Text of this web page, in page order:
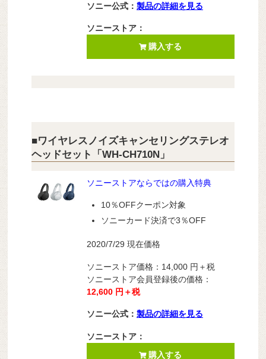
ソニー公式： 製品の詳細を見る
ソニーストア：
購入する
■ワイヤレスノイズキャンセリングステレオ
ヘッドセット「WH-CH710N」
ソニーストアならではの購入特典
10％OFFクーポン対象
ソニーカード決済で3％OFF
2020/7/29 現在価格
ソニーストア価格： 14,000 円＋税
ソニーストア会員登録後の価格：
12,600 円＋税
ソニー公式： 製品の詳細を見る
ソニーストア：
購入する